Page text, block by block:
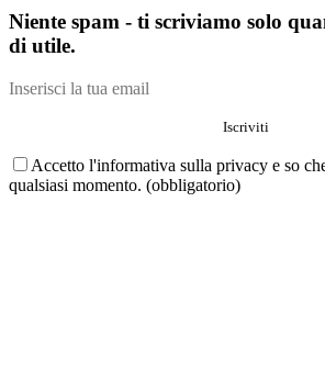
Niente spam - ti scriviamo solo
di utile.
Accetto l'informativa sulla privacy e so
qualsiasi momento. (obbligatorio)